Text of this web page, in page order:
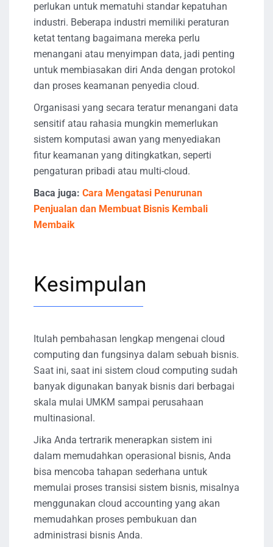
perlukan untuk mematuhi standar kepatuhan
industri. Beberapa industri memiliki peraturan
ketat tentang bagaimana mereka perlu
menangani atau menyimpan data, jadi penting
untuk membiasakan diri Anda dengan protokol
dan proses keamanan penyedia cloud.
Organisasi yang secara teratur menangani data
sensitif atau rahasia mungkin memerlukan
sistem komputasi awan yang menyediakan
fitur keamanan yang ditingkatkan, seperti
pengaturan pribadi atau multi-cloud.
Baca juga: Cara Mengatasi Penurunan
Penjualan dan Membuat Bisnis Kembali
Membaik
Kesimpulan
Itulah pembahasan lengkap mengenai cloud
computing dan fungsinya dalam sebuah bisnis.
Saat ini, saat ini sistem cloud computing sudah
banyak digunakan banyak bisnis dari berbagai
skala mulai UMKM sampai perusahaan
multinasional.
Jika Anda tertrarik menerapkan sistem ini
dalam memudahkan operasional bisnis, Anda
bisa mencoba tahapan sederhana untuk
memulai proses transisi sistem bisnis, misalnya
menggunakan cloud accounting yang akan
memudahkan proses pembukuan dan
administrasi bisnis Anda.